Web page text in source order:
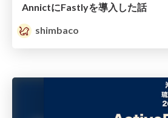
AnnictにFastlyを導入した話
shimbaco